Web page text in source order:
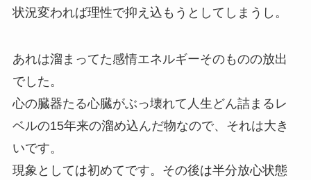
状況変われば理性で抑え込もうとしてしまうし。
あれは溜まってた感情エネルギーそのものの放出
でした。
心の臓器たる心臓がぶっ壊れて人生どん詰まるレ
ベルの15年来の溜め込んだ物なので、それは大き
いです。
現象としては初めてです。その後は半分放心状態